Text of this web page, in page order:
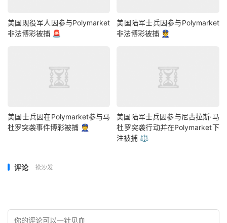
美国现役军人因参与Polymarket
非法博彩被捕 🚨
美国陆军士兵因参与Polymarket
非法博彩被捕 👮
美国士兵因在Polymarket参与马
杜罗突袭事件博彩被捕 👮
美国陆军士兵因参与尼古拉斯·马
杜罗突袭行动并在Polymarket下
注被捕 ⚖️
评论 抢沙发